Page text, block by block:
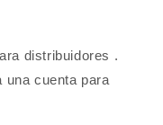
distribuidores .
una cuenta para